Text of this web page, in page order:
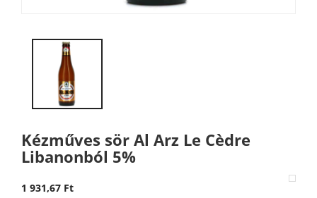
Kézműves sör Al Arz Le Cèdre
Libanonból 5%
1 931,67 Ft